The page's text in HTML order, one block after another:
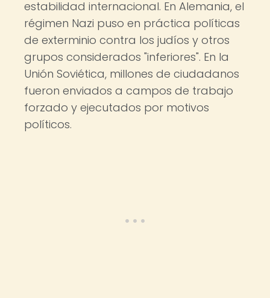
estabilidad internacional. En Alemania, el
régimen Nazi puso en práctica políticas
de exterminio contra los judíos y otros
grupos considerados "inferiores". En la
Unión Soviética, millones de ciudadanos
fueron enviados a campos de trabajo
forzado y ejecutados por motivos
políticos.